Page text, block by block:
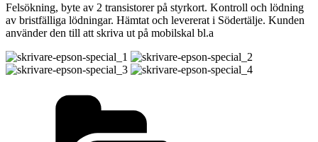
Felsökning, byte av 2 transistorer på styrkort. Kontroll och lödning
av bristfälliga lödningar. Hämtat och levererat i Södertälje. Kunden
använder den till att skriva ut på mobilskal bl.a